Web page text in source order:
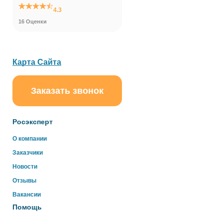
4.3
16 Оценки
Росэксперт
О компании
Заказчики
Новости
Отзывы
Вакансии
Помощь
Карта Сайта
Заказать звонок
online
Здравствуйте!
Свяжитесь с нами через WhatsApp нажав на кнопку